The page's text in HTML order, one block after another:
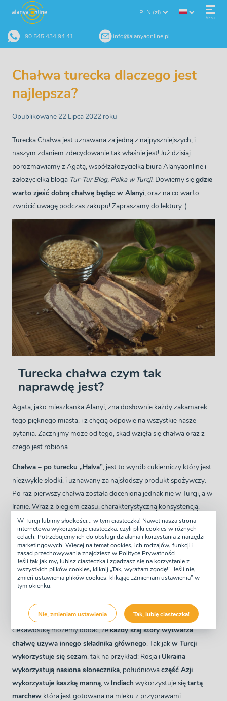
Menu
PLN (zł)
+90 545 434 94 41 info@alanyaonline.pl
Chałwa turecka dlaczego jest
najlepsza?
Opublikowane 22 Lipca 2022 roku
Turecka Chałwa jest uznawana za jedną z najpyszniejszych, i
naszym zdaniem zdecydowanie tak właśnie jest! Już dzisiaj
porozmawiamy z Agatą, współzałożycielką biura Alanyaonline i
założycielką bloga Tur-Tur Blog, Polka w Turcji. Dowiemy sięgdzie
warto zjeść dobrą chałwę będąc w Alanyi, oraz na co warto
zwrócić uwagę podczas zakupu! Zapraszamy do lektury :)
Turecka chałwa czym tak
naprawdę jest?
Agata, jako mieszkanka Alanyi, zna dosłownie każdy zakamarek
tego pięknego miasta, i z chęcią odpowie na wszystkie nasze
pytania. Zacznijmy może od tego, skąd wzięła się chałwa oraz z
czego jest robiona.
Chałwa – po turecku „Halva”, jest to wyrób cukierniczy który jest
niezwykle słodki, i uznawany za najsłodszy produkt spożywczy.
Po raz pierwszy chałwa została doceniona jednak nie w Turcji, a w
Iranie. Wraz z biegiem czasu, charakterystyczną konsystencją,
smakiem i niezwykle odmienną strukturą zaczęto delektować się
nie tylko w Iranie, ale i Azji a także Europie.
Z czego powstaje Chałwa, i jakie znamy jej
rodzaje?
Chałwa to nic innego, jak
bazie karmelu, oraz miazgi nasion oleistych. W Turcji, najczęściej
używany jest sezam. Można też spotkać mak czy orzechy. Jako
ciekawostkę możemy dodać, żekażdy kraj który wytwarza
chałwę używa innego składnika głównego. Tak jakw Turcji
wykorzystuje się sezam, tak na przykład: Rosja i Ukraina
wykorzystują nasiona słonecznika, południowaczęść Azji
wykorzystuje kaszkę manną, w Indiach wykorzystuje siętartą
marchew która jest gotowana na mleku z przyprawami.
W Turcji lubimy słodkości... w tym ciasteczka! Nawet nasza strona
internetowa wykorzystuje ciasteczka, czyli pliki cookies w różnych
celach. Potrzebujemy ich do obsługi działania i korzystania z narzędzi
marketingowych. Więcej na temat cookies, ich rodzajów, funkcji i
zasad przechowywania znajdziesz w Polityce Prywatności.
Jeśli tak jak my, lubisz ciasteczka i zgadzasz się na korzystanie z
wszystkich plików cookies, kliknij „Tak, wyrażam zgodę!”. Jeśli nie,
zmień ustawienia plików cookies, klikając „Zmieniam ustawienia” w
tym okienku.
Nie, zmieniam ustawienia Tak, lubię ciasteczka!